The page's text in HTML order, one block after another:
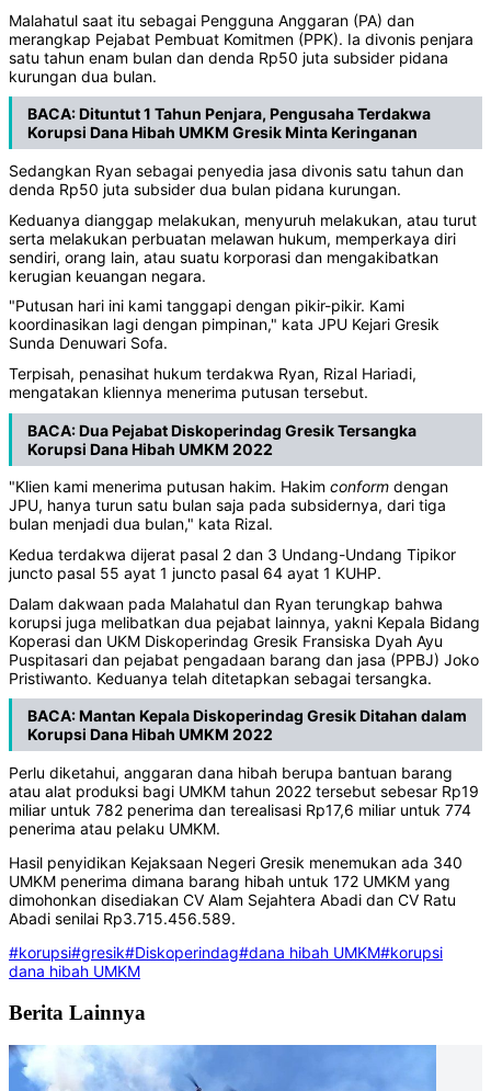
Malahatul saat itu sebagai Pengguna Anggaran (PA) dan
merangkap Pejabat Pembuat Komitmen (PPK). Ia divonis penjara
satu tahun enam bulan dan denda Rp50 juta subsider pidana
kurungan dua bulan.
BACA:Dituntut 1 Tahun Penjara, Pengusaha Terdakwa
Korupsi Dana Hibah UMKM Gresik Minta Keringanan
Sedangkan Ryan sebagai penyedia jasa divonis satu tahun dan
denda Rp50 juta subsider dua bulan pidana kurungan.
Keduanya dianggap melakukan, menyuruh melakukan, atau turut
serta melakukan perbuatan melawan hukum, memperkaya diri
sendiri, orang lain, atau suatu korporasi dan mengakibatkan
kerugian keuangan negara.
"Putusan hari ini kami tanggapi dengan pikir-pikir. Kami
koordinasikan lagi dengan pimpinan," kata JPU Kejari Gresik
Sunda Denuwari Sofa.
Terpisah, penasihat hukum terdakwa Ryan, Rizal Hariadi,
mengatakan kliennya menerima putusan tersebut.
BACA:Dua Pejabat Diskoperindag Gresik Tersangka
Korupsi Dana Hibah UMKM 2022
"Klien kami menerima putusan hakim. Hakim conform dengan
JPU, hanya turun satu bulan saja pada subsidernya, dari tiga
bulan menjadi dua bulan," kata Rizal.
Kedua terdakwa dijerat pasal 2 dan 3 Undang-Undang Tipikor
juncto pasal 55 ayat 1 juncto pasal 64 ayat 1 KUHP.
Dalam dakwaan pada Malahatul dan Ryan terungkap bahwa
korupsi juga melibatkan dua pejabat lainnya, yakni Kepala Bidang
Koperasi dan UKM Diskoperindag Gresik Fransiska Dyah Ayu
Puspitasari dan pejabat pengadaan barang dan jasa (PPBJ) Joko
Pristiwanto. Keduanya telah ditetapkan sebagai tersangka.
BACA:Mantan Kepala Diskoperindag Gresik Ditahan dalam
Korupsi Dana Hibah UMKM 2022
Perlu diketahui, anggaran dana hibah berupa bantuan barang
atau alat produksi bagi UMKM tahun 2022 tersebut sebesar Rp19
miliar untuk 782 penerima dan terealisasi Rp17,6 miliar untuk 774
penerima atau pelaku UMKM.
Hasil penyidikan Kejaksaan Negeri Gresik menemukan ada 340
UMKM penerima dimana barang hibah untuk 172 UMKM yang
dimohonkan disediakan CV Alam Sejahtera Abadi dan CV Ratu
Abadi senilai Rp3.715.456.589.
#korupsi#gresik#Diskoperindag#dana hibah UMKM#korupsi
dana hibah UMKM
Berita Lainnya